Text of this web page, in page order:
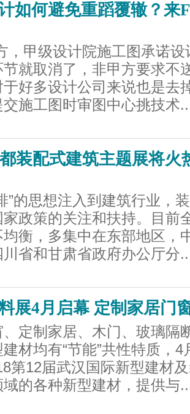
如何避免重蹈覆辙？来
，甲级设计院施工图承诺
就取消了，非甲方要求不
好多设计公司来说也是去
施工图时审图中心挑技术..
装配式建筑主题展将火
”的思想注入到建筑行业，
家政策的关注和扶持。目前
衡，多集中在东部地区，
省和甘肃省政府办公厅分..
展4月启幕 定制家居门
定制家居、木门、玻璃隔
材均有“节能”共性特质，
第12届武汉国际新型建材
的各种新型建材，提供与..